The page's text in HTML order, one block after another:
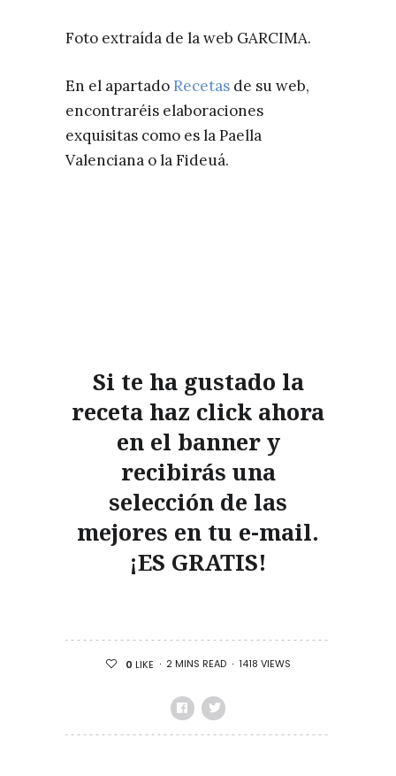
Foto extraída de la web GARCIMA.
En el apartado Recetas de su web,
encontraréis elaboraciones
exquisitas como es la Paella
Valenciana o la Fideuá.
Si te ha gustado la
receta haz click ahora
en el banner y
recibirás una
selección de las
mejores en tu e-mail.
¡ES GRATIS!
0 LIKE 2 MINS READ 1418 VIEWS